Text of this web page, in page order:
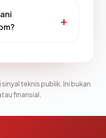
teknis publik. Ini bukan
finansial.